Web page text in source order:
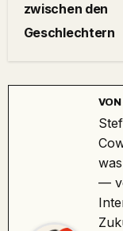
zwischen den
Geschlechtern
VON
—